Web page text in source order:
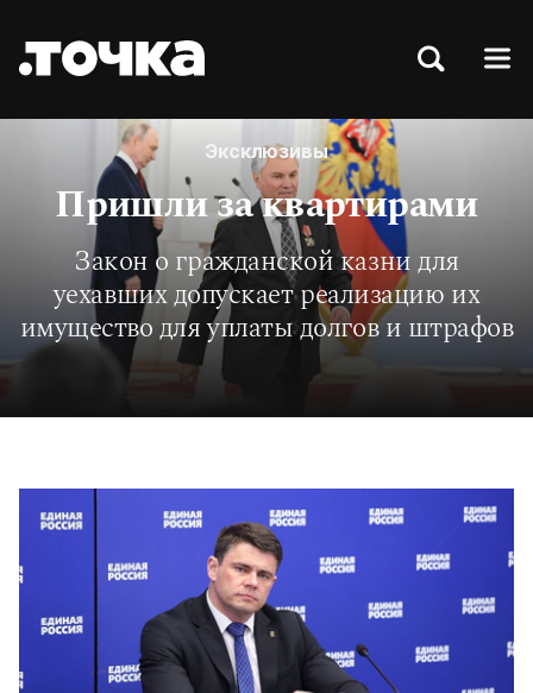
Эксклюзивы
Пришли за квартирами
Закон о гражданской казни для
уехавших допускает реализацию их
имущество для уплаты долгов и штрафов